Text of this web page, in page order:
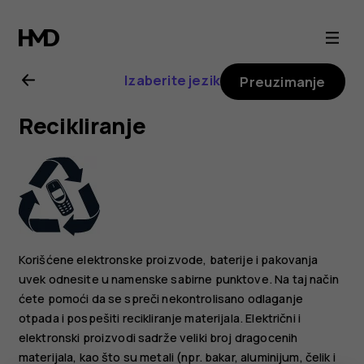
Nokia
4.2
uputstvo
za
korisnika
Izaberite jezik Preuzimanje
Recikliranje
Korišćene elektronske proizvode, baterije i pakovanja
uvek odnesite u namenske sabirne punktove. Na taj način
ćete pomoći da se spreči nekontrolisano odlaganje
otpada i pospešiti recikliranje materijala. Električni i
elektronski proizvodi sadrže veliki broj dragocenih
materijala, kao što su metali (npr. bakar, aluminijum, čelik i